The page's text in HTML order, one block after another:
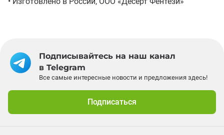
Подписывайтесь на наш канал
в Telegram
Все самые интересные новости и предложения здесь!
Подписаться